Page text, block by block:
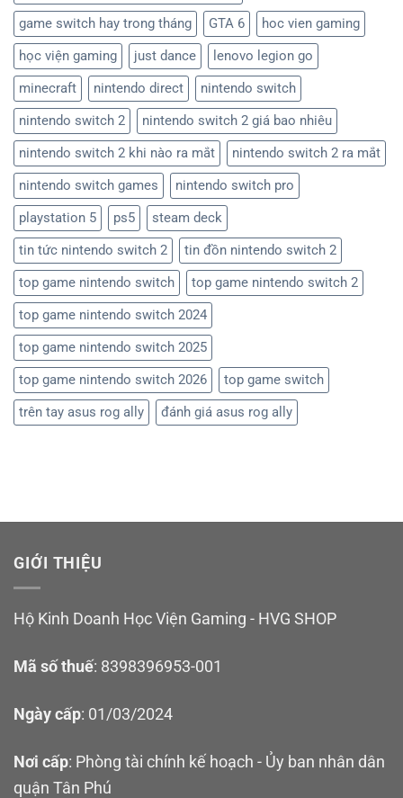
game switch hay trong tháng
GTA 6
hoc vien gaming
học viện gaming
just dance
lenovo legion go
minecraft
nintendo direct
nintendo switch
nintendo switch 2
nintendo switch 2 giá bao nhiêu
nintendo switch 2 khi nào ra mắt
nintendo switch 2 ra mắt
nintendo switch games
nintendo switch pro
playstation 5
ps5
steam deck
tin tức nintendo switch 2
tin đồn nintendo switch 2
top game nintendo switch
top game nintendo switch 2
top game nintendo switch 2024
top game nintendo switch 2025
top game nintendo switch 2026
top game switch
trên tay asus rog ally
đánh giá asus rog ally
GIỚI THIỆU
Hộ Kinh Doanh Học Viện Gaming - HVG SHOP
Mã số thuế: 8398396953-001
Ngày cấp: 01/03/2024
Nơi cấp: Phòng tài chính kế hoạch - Ủy ban nhân dân
quận Tân Phú